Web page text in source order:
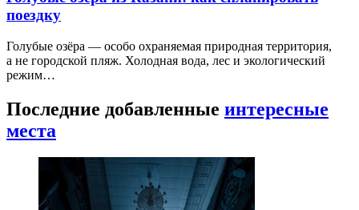
поездку
Голубые озёра — особо охраняемая природная территория,
а не городской пляж. Холодная вода, лес и экологический
режим…
Последние добавленные интересные
места